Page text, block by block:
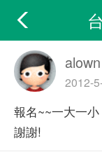
alown
2012-
報名~~一大一小
謝謝!